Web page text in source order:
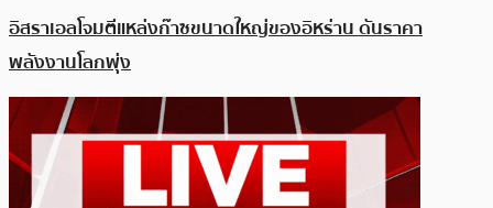
อิสราเอลโจมตีแหล่งก๊าซขนาดใหญ่ของอิหร่าน ดันราคา
พลังงานโลกพุ่ง